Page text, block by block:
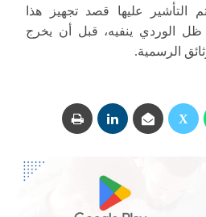
تم التأشير عليها قصد تجهيز هذا
ظل الوردي ينفيه، قبل أن يخرج
الرسمية.